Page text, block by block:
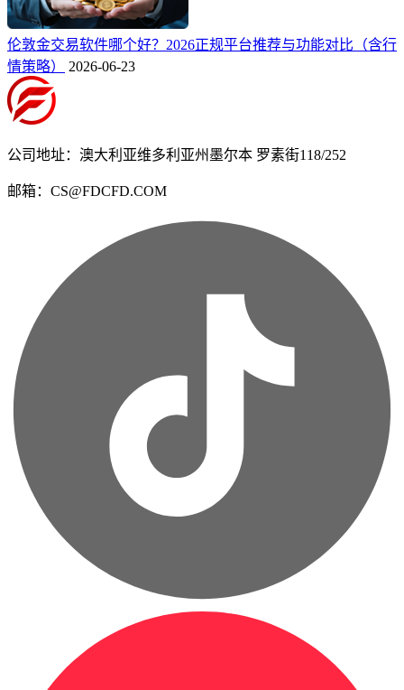
伦敦金交易软件哪个好？2026正规平台推荐与功能对比（含行
情策略）
2026-06-23
公司地址：澳大利亚维多利亚州墨尔本 罗素街118/252
邮箱：CS@FDCFD.COM